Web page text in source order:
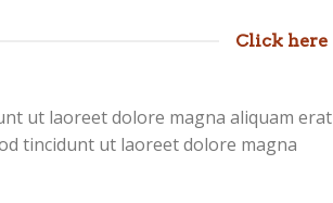
Click here
ut laoreet dolore magna aliquam erat
tincidunt ut laoreet dolore magna